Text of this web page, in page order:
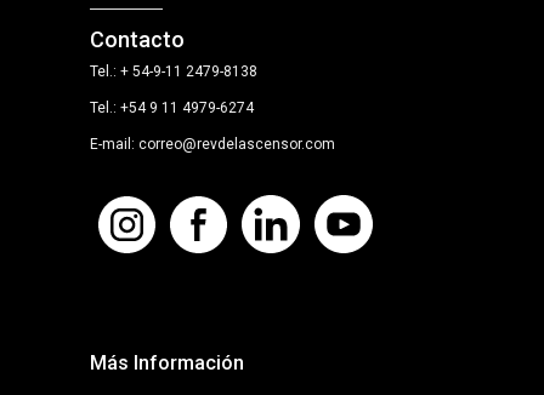
Contacto
Tel.: + 54-9-11 2479-8138
Tel.: +54 9 11 4979-6274
E-mail: correo@revdelascensor.com
Más Información